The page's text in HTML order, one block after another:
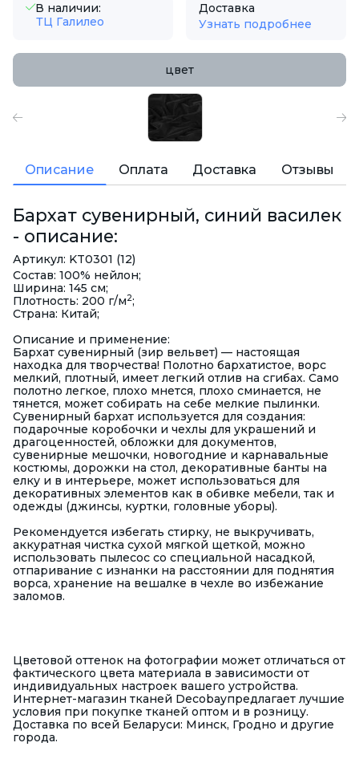
В наличии:
ТЦ Галилео
Доставка
Узнать подробнее
цвет
Описание Оплата Доставка Отзывы
Бархат сувенирный, синий василек
- описание:
Артикул: KT0301 (12)
Состав: 100% нейлон;
Ширина: 145 см;
Плотность: 200 г/м2;
Страна: Китай;
Описание и применение:
Бархат сувенирный (зир вельвет) — настоящая
находка для творчества! Полотно бархатистое, ворс
мелкий, плотный, имеет легкий отлив на сгибах. Само
полотно легкое, плохо мнется, плохо сминается, не
тянется, может собирать на себе мелкие пылинки.
Сувенирный бархат используется для создания:
подарочные коробочки и чехлы для украшений и
драгоценностей, обложки для документов,
сувенирные мешочки, новогодние и карнавальные
костюмы, дорожки на стол, декоративные банты на
елку и в интерьере, может использоваться для
декоративных элементов как в обивке мебели, так и
одежды (джинсы, куртки, головные уборы).
Рекомендуется избегать стирку, не выкручивать,
аккуратная чистка сухой мягкой щеткой, можно
использовать пылесос со специальной насадкой,
отпаривание с изнанки на расстоянии для поднятия
ворса, хранение на вешалке в чехле во избежание
заломов.
Цветовой оттенок на фотографии может отличаться от
фактического цвета материала в зависимости от
индивидуальных настроек вашего устройства.
Интернет-магазин тканей Decobayпредлагает лучшие
условия при покупке тканей оптом и в розницу.
Доставка по всей Беларуси: Минск, Гродно и другие
города.